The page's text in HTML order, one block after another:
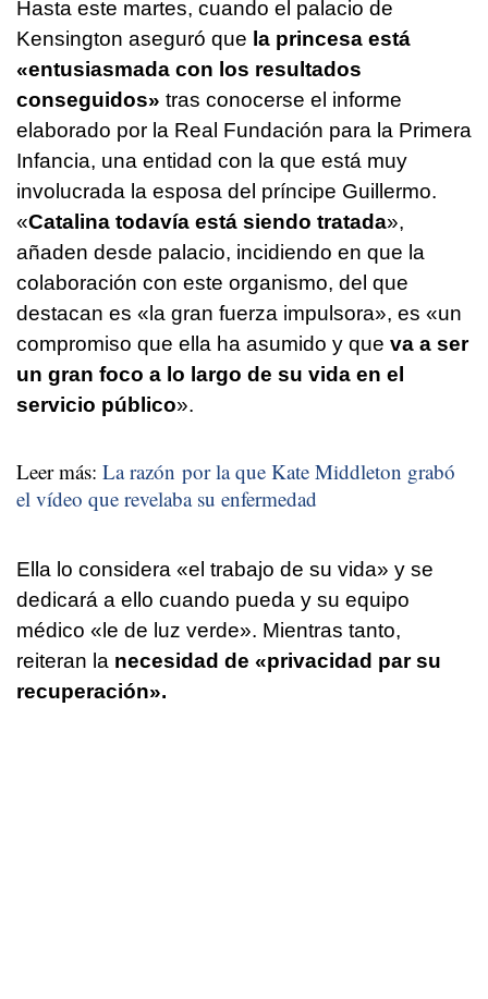
Hasta este martes, cuando el palacio de
Kensington aseguró que la princesa está
«entusiasmada con los resultados
conseguidos» tras conocerse el informe
elaborado por la Real Fundación para la Primera
Infancia, una entidad con la que está muy
involucrada la esposa del príncipe Guillermo.
«Catalina todavía está siendo tratada»,
añaden desde palacio, incidiendo en que la
colaboración con este organismo, del que
destacan es «la gran fuerza impulsora», es «un
compromiso que ella ha asumido y que va a ser
un gran foco a lo largo de su vida en el
servicio público».
Leer más: La razón por la que Kate Middleton grabó
el vídeo que revelaba su enfermedad
Ella lo considera «el trabajo de su vida» y se
dedicará a ello cuando pueda y su equipo
médico «le de luz verde». Mientras tanto,
reiteran la necesidad de «privacidad par su
recuperación».